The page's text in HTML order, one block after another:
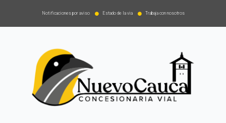
Notificaciones por aviso Estado de la via Trabaja con nosotros